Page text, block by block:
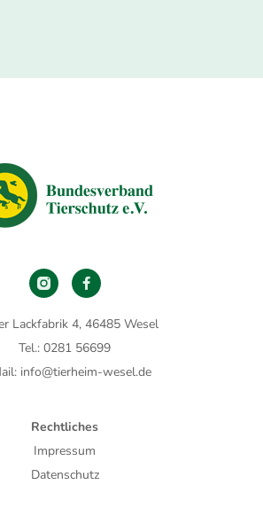
Lackfabrik 4, 46485 Wesel
Tel.: 0281 56699
info@tierheim-wesel.de
Rechtliches
Impressum
Datenschutz